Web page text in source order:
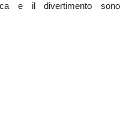
e il divertimento sono